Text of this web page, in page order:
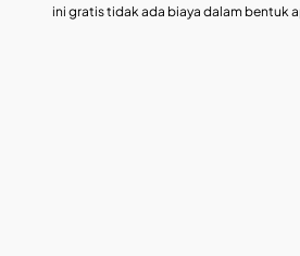
ini gratis tidak ada biaya dalam bentuk